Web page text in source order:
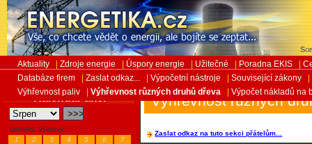
Aktuality Zdroje energie Úspory energie Užitečné Poradna EKIS
Databáze firem
Zaslat odkaz... Výpočetní nástroje Související zákony
Výhřevnost paliv
Výhřevnost různých druhů dřeva Výpočet nákladů na
Kalendář akcí
Veletrhy, Výstavy...
1
2 3 4 5 6
7
Výhřevnost různých
Zaslat odkaz na tuto sekci přátelům...